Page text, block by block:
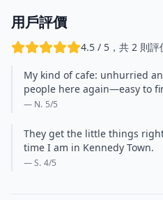
用戶評價
4.5 / 5，共 2 則評
My kind of cafe: unhurried
people here again—easy to
— N. 5/5
They get the little things
time I am in Kennedy Town.
— S. 4/5